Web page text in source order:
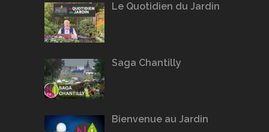
Le Quotidien du Jardin
Saga Chantilly
Bienvenue au Jardin